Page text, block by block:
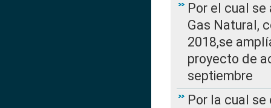
Por el cual
Gas Natural,
2018,se
proyecto de
septiembre
Por la cual se